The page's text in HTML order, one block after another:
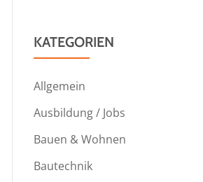
KATEGORIEN
Allgemein
Ausbildung / Jobs
Bauen & Wohnen
Bautechnik